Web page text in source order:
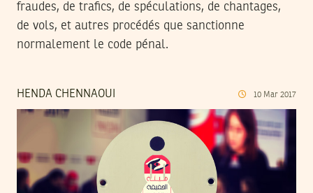
fraudes, de trafics, de spéculations, de chantages,
de vols, et autres procédés que sanctionne
normalement le code pénal.
HENDA CHENNAOUI 10 Mar 2017